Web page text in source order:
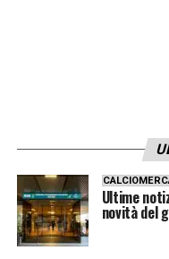
contagio è
LA PLAYLISTUltime
novità del